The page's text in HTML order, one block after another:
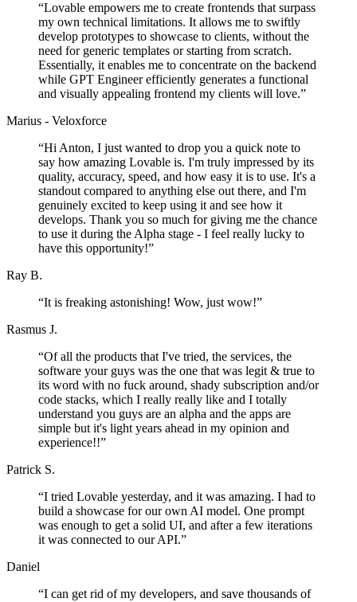
“Lovable empowers me to create frontends that surpass
my own technical limitations. It allows me to swiftly
develop prototypes to showcase to clients, without the
need for generic templates or starting from scratch.
Essentially, it enables me to concentrate on the backend
while GPT Engineer efficiently generates a functional
and visually appealing frontend my clients will love.”
Marius - Veloxforce
“Hi Anton, I just wanted to drop you a quick note to
say how amazing Lovable is. I'm truly impressed by its
quality, accuracy, speed, and how easy it is to use. It's a
standout compared to anything else out there, and I'm
genuinely excited to keep using it and see how it
develops. Thank you so much for giving me the chance
to use it during the Alpha stage - I feel really lucky to
have this opportunity!”
Ray B.
“It is freaking astonishing! Wow, just wow!”
Rasmus J.
“Of all the products that I've tried, the services, the
software your guys was the one that was legit & true to
its word with no fuck around, shady subscription and/or
code stacks, which I really really like and I totally
understand you guys are an alpha and the apps are
simple but it's light years ahead in my opinion and
experience!!”
Patrick S.
“I tried Lovable yesterday, and it was amazing. I had to
build a showcase for our own AI model. One prompt
was enough to get a solid UI, and after a few iterations
it was connected to our API.”
Daniel
“I can get rid of my developers, and save thousands of